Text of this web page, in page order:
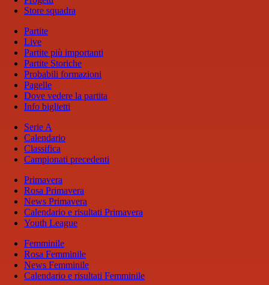
Store squadra
Partite
Live
Partite più importanti
Partite Storiche
Probabili formazioni
Pagelle
Dove vedere la partita
Info biglietti
Serie A
Calendario
Classifica
Campionati precedenti
Primavera
Rosa Primavera
News Primavera
Calendario e risultati Primavera
Youth League
Femminile
Rosa Femminile
News Femminile
Calendario e risultati Femminile